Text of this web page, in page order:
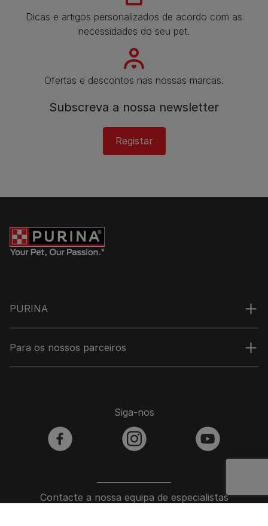
Dicas e artigos personalizados de acordo com as
necessidades do seu pet.
Ofertas e descontos nas nossas marcas.
Subscreva a nossa newsletter​
Registar
PURINA
Para os nossos parceiros
Contacte a nossa equipa de especialistas
Siga-nos
facebook instagram youtube